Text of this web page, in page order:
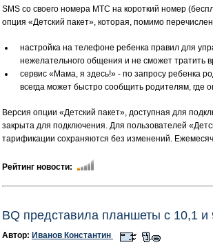
SMS со своего номера МТС на короткий номер
опция «Детский пакет», которая, помимо
настройка на телефоне ребенка правил для
нежелательного общения и не сможет тратить
сервис «Мама, я здесь!» - по запросу ребенка
всегда может быстро сообщить родителям, где
Версия опции «Детский пакет», доступная для
закрыта для подключения. Для пользователей
тарификации сохраняются без изменений.
Рейтинг новости:
BQ представила планшеты с 10,1
Автор: Иванов Константин